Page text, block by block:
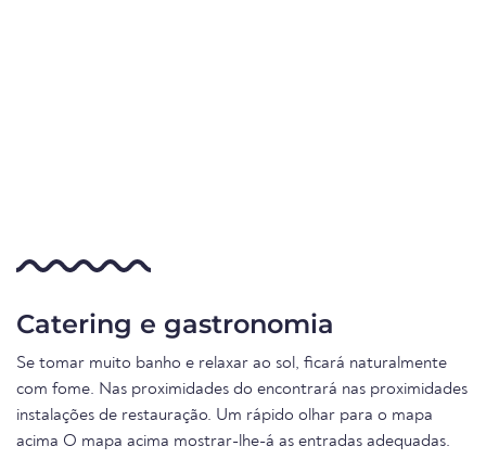
Catering e gastronomia
Se tomar muito banho e relaxar ao sol, ficará naturalmente
com fome. Nas proximidades do encontrará nas proximidades
instalações de restauração. Um rápido olhar para o mapa
acima O mapa acima mostrar-lhe-á as entradas adequadas.